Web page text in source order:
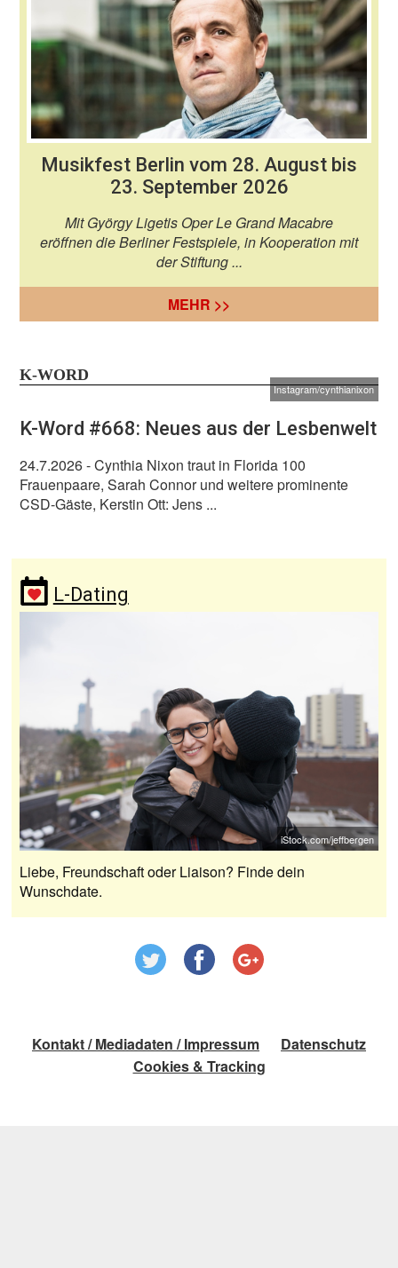
Musikfest Berlin vom 28. August bis
23. September 2026
Mit György Ligetis Oper Le Grand Macabre
eröffnen die Berliner Festspiele, in Kooperation mit
der Stiftung ...
MEHR >>
K-WORD
Instagram/cynthianixon
K-Word #668: Neues aus der Lesbenwelt
24.7.2026- Cynthia Nixon traut in Florida 100
Frauenpaare, Sarah Connor und weitere prominente
CSD-Gäste, Kerstin Ott: Jens ...
L-Dating
iStock.com/jeffbergen
Liebe, Freundschaft oder Liaison? Finde dein
Wunschdate.
Kontakt / Mediadaten / Impressum
Datenschutz
Cookies & Tracking